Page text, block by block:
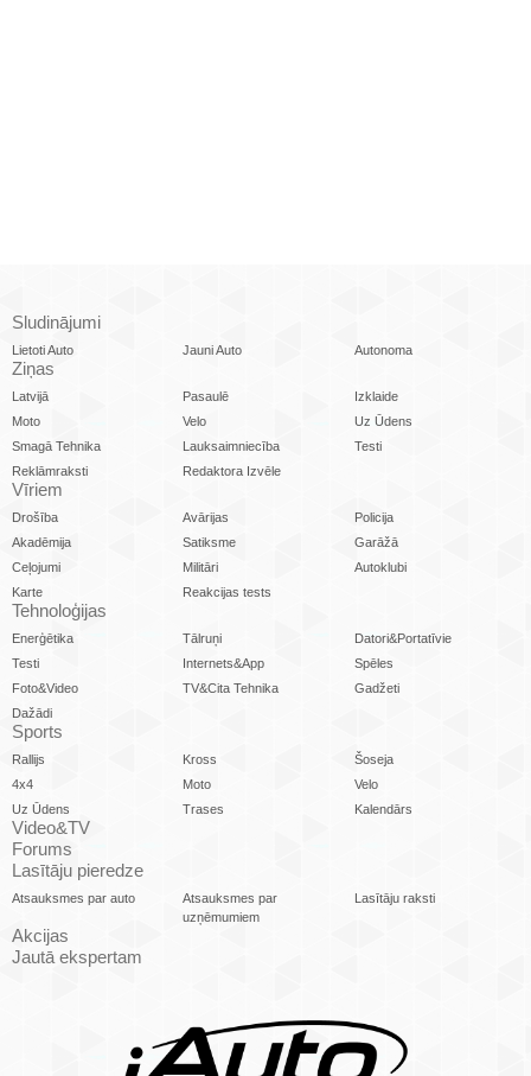
Sludinājumi
Lietoti Auto Jauni Auto Autonoma
Ziņas
Latvijā Pasaulē
Izklaide
Moto
Velo
Uz Ūdens
Smagā Tehnika
Lauksaimniecība
Testi
Reklāmraksti
Redaktora Izvēle
Vīriem
Drošība Avārijas
Policija
Akadēmija
Satiksme
Garāžā
Ceļojumi
Militāri
Autoklubi
Karte
Reakcijas tests
Tehnoloģijas
Enerģētika Tālruņi
Datori&Portatīvie
Testi
Internets&App
Spēles
Foto&Video
TV&Cita Tehnika
Gadžeti
Dažādi
Sports
Rallijs Kross
Šoseja
4x4
Moto
Velo
Uz Ūdens
Trases Kalendārs
Video&TV
Forums
Lasītāju pieredze
Atsauksmes par auto
Atsauksmes par
uzņēmumiem
Lasītāju raksti
Akcijas
Jautā ekspertam